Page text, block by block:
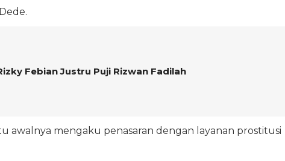
Febian Justru Puji Rizwan Fadilah
awalnya mengaku penasaran dengan layanan prostitusi